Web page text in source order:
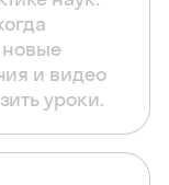
новые
и видео
уроки.